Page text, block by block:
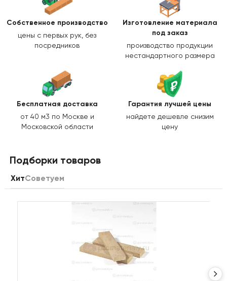
Собственное производство
цены с первых рук, без
посредников
Изготовление материала
под заказ
производство продукции
нестандартного размера
Бесплатная доставка
от 40 м3 по Москве и
Московской области
Гарантия лучшей цены
найдете дешевле снизим
цену
Подборки товаров
ХитСоветуем